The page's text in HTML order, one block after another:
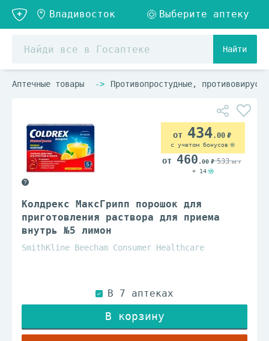
Найти
Аптечные товары Противопростудные,
Колдрекс МаксГрипп порошок для
приготовления раствора для приема
внутрь №5 лимон
SmithKline Beecham Consumer Healthcare
В наличии в 7 аптеках
434.00
с учетом бонусов
460 .00 533.00
+ 14